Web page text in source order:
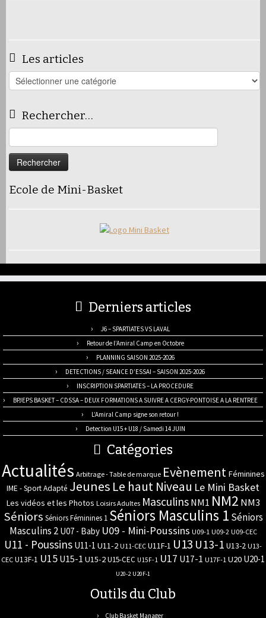
Les articles
Les
articles
Rechercher…
Ecole de Mini-Basket
Derniers articles
J6 – SPARTIATES VS LAVAL
Retour de l’Amiral Camp en Octobre
PLANNING SAISON 2025-2026
DETECTIONS / SEANCE D’ESSAI – SAISON 2025-2026
INSCRIPTION SPARTIATES – LA PROCEDURE
BPJEPS BASKET – CDSSA – DEUX FORMATIONS A SUIVRE A CERGY-PONTOISE A LA RENTREE
L’Amiral Camp signe son retour !
Detection U15 + U18 / Samedi 14 JUIN
Catégories
Actualités Arbitrage - Table de marque Evènement Féminines
IME - Sport Adapté Jeunes Le haut Niveau Le Mini Basket
Les vidéos et les Photos Loisirs Adultes Masculins NM1 NM2 NM3
Séniors Séniors Féminines 1 Séniors Masculins 1 Séniors
Masculins 2 U07 - Baby U09 - Mini-Poussins U09-1 U09-2 U09-CEC
U11 - Poussins U11-1 U11-2 U11-CEC U11F-1 U13 U13-1 U13-2 U13-
CEC U13F-1 U15 U15-1 U15-2U15-CEC U15F-1 U17 U17-1 U17F-1 U20 U20-1
U20-2 U20F-1
Outils du Club
Club Basket Manager